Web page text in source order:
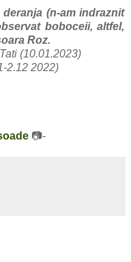
(n-am indraznit
boboceii, altfel,
Roz.
(10.01.2023)
2.12 2022)
📷-